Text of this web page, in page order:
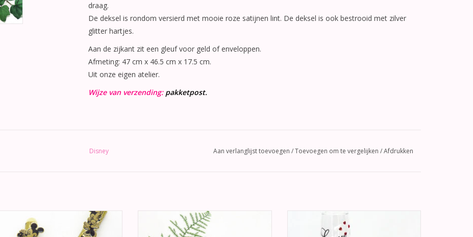
draag.
De deksel is rondom versierd met mooie roze satijnen lint. De deksel is ook bestrooid met zilver
glitter hartjes.
Aan de zijkant zit een gleuf voor geld of enveloppen.
Afmeting: 47 cm x 46.5 cm x 17.5 cm.
Uit onze eigen atelier.
Wijze van verzending: pakketpost.
Disney Aan verlanglijst toevoegen /Toevoegen om te vergelijken /Afdrukken
Twee prachtige goud en zwart Disney
pennen voor uw huwelijk. Wat zal mooier
Prachtige sprookjesachtige taarttopper
met een hemel blauw kristal kasteel.
Zeer romantisch bruiloft
champagneglazen. Op de glas staat 'Love'